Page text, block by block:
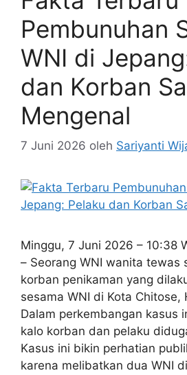
Pembunuhan
WNI di
dan Korban
Mengenal
7 Juni 2026 oleh Sariyanti
Minggu, 7 Juni 2026 – 10:38
– Seorang WNI wanita tewas
korban penikaman yang
sesama WNI di Kota Chitose,
Dalam perkembangan kasus
kalo korban dan pelaku
Kasus ini bikin perhatian
karena melibatkan dua WNI